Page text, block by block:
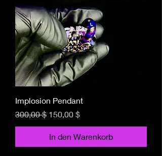
Implosion Pendant
Standardpreis
300,00 $ Sale-Preis
150,00 $
In den Warenkorb